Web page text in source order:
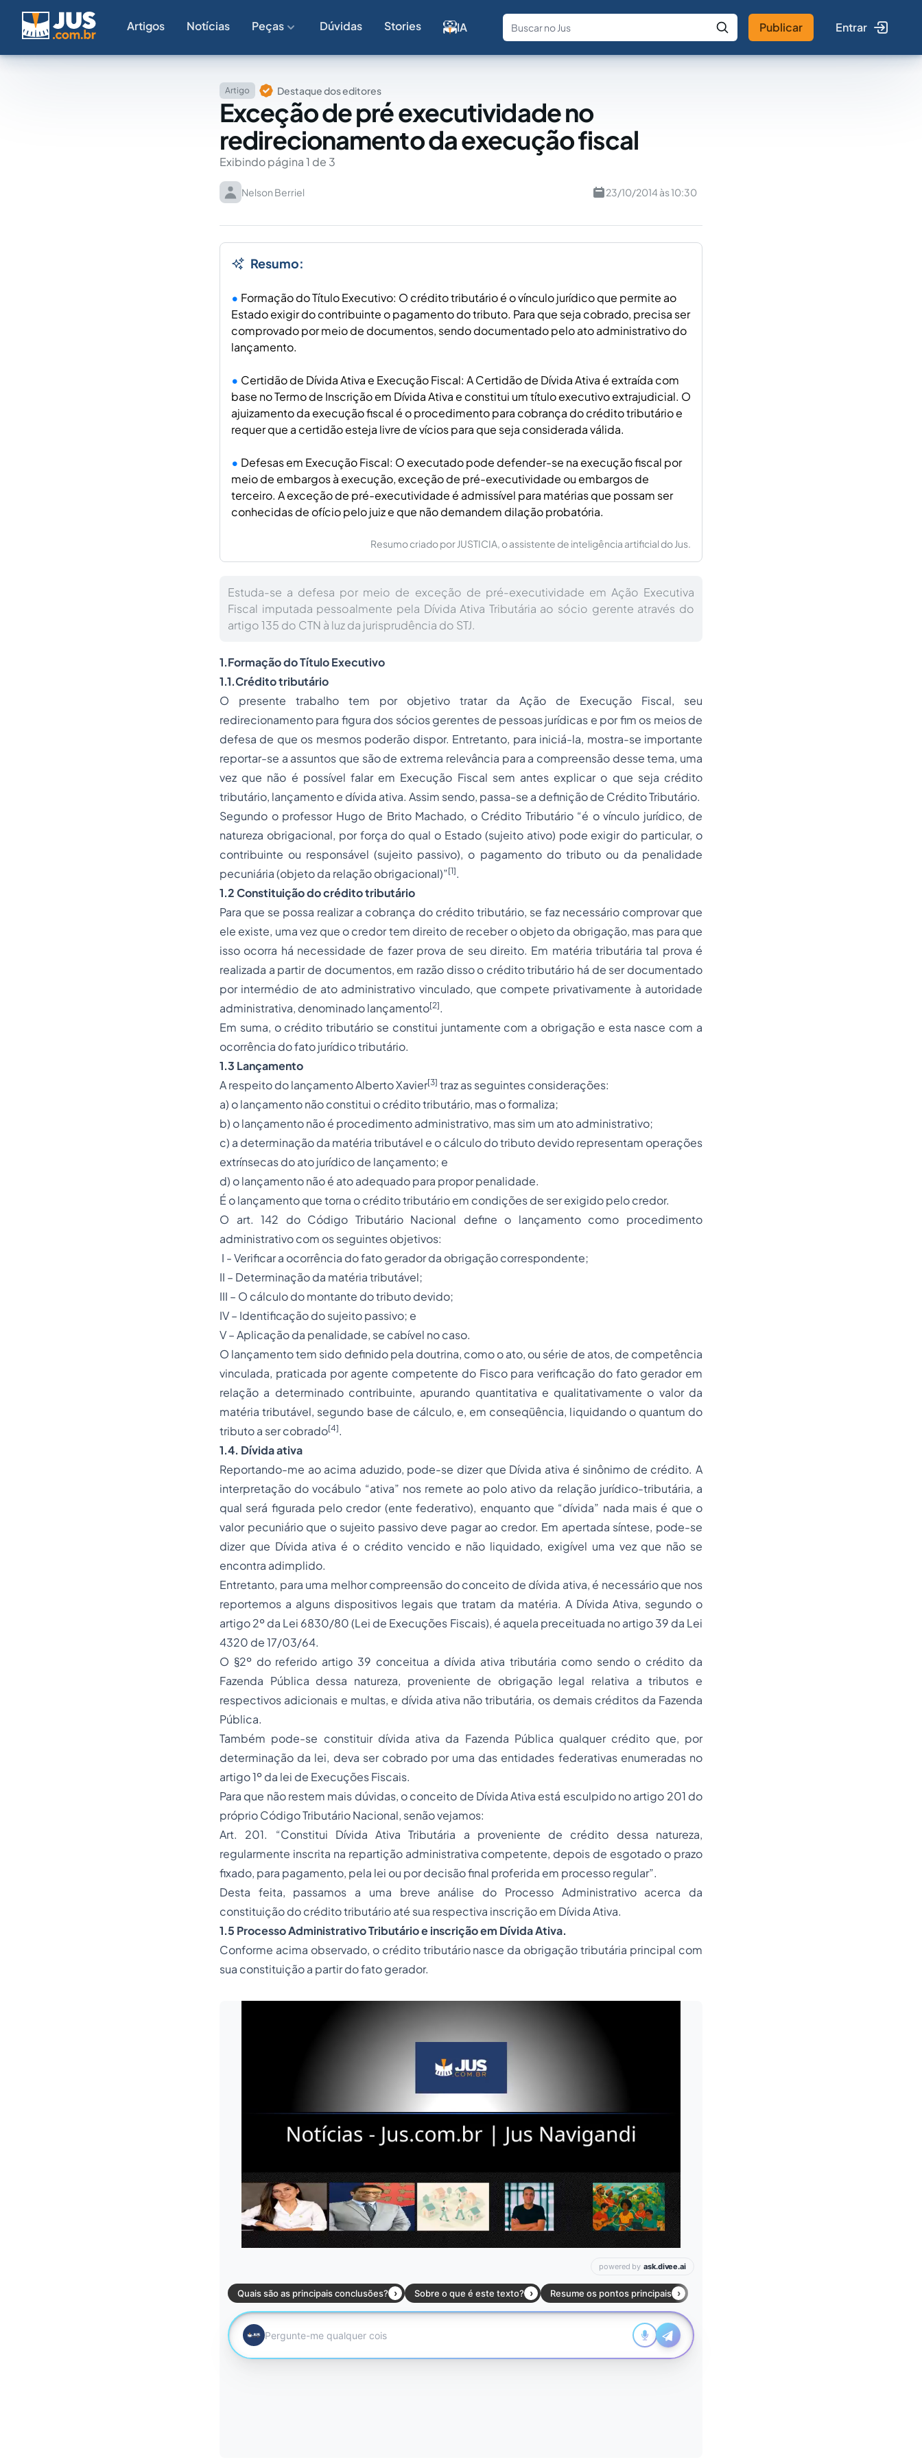
Artigos Notícias Peças Dúvidas Stories IA
Fale com a IA Buscar no Jus
Publicar Entrar
Artigo Destaque dos editores
Exceção de pré executividade no
redirecionamento da execução fiscal
Exibindo página 1 de 3
Nelson Berriel 23/10/2014 às 10:30
Resumo:
Formação do Título Executivo: O crédito tributário é o vínculo jurídico que permite ao
Estado exigir do contribuinte o pagamento do tributo. Para que seja cobrado, precisa ser
comprovado por meio de documentos, sendo documentado pelo ato administrativo do
lançamento.
Certidão de Dívida Ativa e Execução Fiscal: A Certidão de Dívida Ativa é extraída com
base no Termo de Inscrição em Dívida Ativa e constitui um título executivo extrajudicial. O
ajuizamento da execução fiscal é o procedimento para cobrança do crédito tributário e
requer que a certidão esteja livre de vícios para que seja considerada válida.
Defesas em Execução Fiscal: O executado pode defender-se na execução fiscal por
meio de embargos à execução, exceção de pré-executividade ou embargos de
terceiro. A exceção de pré-executividade é admissível para matérias que possam ser
conhecidas de ofício pelo juiz e que não demandem dilação probatória.
Resumo criado por JUSTICIA, o assistente de inteligência artificial do Jus.
Estuda-se a defesa por meio de exceção de pré-executividade em Ação Executiva
Fiscal imputada pessoalmente pela Dívida Ativa Tributária ao sócio gerente através do
artigo 135 do CTN à luz da jurisprudência do STJ.
1.Formação do Título Executivo
1.1.Crédito tributário
O presente trabalho tem por objetivo tratar da Ação de Execução Fiscal, seu
redirecionamento para figura dos sócios gerentes de pessoas jurídicas e por fim os meios de
defesa de que os mesmos poderão dispor. Entretanto, para iniciá-la, mostra-se importante
reportar-se a assuntos que são de extrema relevância para a compreensão desse tema, uma
vez que não é possível falar em Execução Fiscal sem antes explicar o que seja crédito
tributário, lançamento e dívida ativa. Assim sendo, passa-se a definição de Crédito Tributário.
Segundo o professor Hugo de Brito Machado, o Crédito Tributário “é o vínculo jurídico, de
natureza obrigacional, por força do qual o Estado (sujeito ativo) pode exigir do particular, o
contribuinte ou responsável (sujeito passivo), o pagamento do tributo ou da penalidade
pecuniária (objeto da relação obrigacional)”[1].
1.2 Constituição docrédito tributário
Para que se possa realizar a cobrança do crédito tributário, se faz necessário comprovar que
ele existe, uma vez que o credor tem direito de receber o objeto da obrigação, mas para que
isso ocorra há necessidade de fazer prova de seu direito. Em matéria tributária tal prova é
realizada a partir de documentos, em razão disso o crédito tributário há de ser documentado
por intermédio de ato administrativo vinculado, que compete privativamente à autoridade
administrativa, denominado lançamento[2].
Em suma, o crédito tributário se constitui juntamente com a obrigação e esta nasce com a
ocorrência do fato jurídico tributário.
1.3 Lançamento
A respeito do lançamento Alberto Xavier[3] traz as seguintes considerações:
a) o lançamento não constitui o crédito tributário, mas o formaliza;
b) o lançamento não é procedimento administrativo, mas sim um ato administrativo;
c) a determinação da matéria tributável e o cálculo do tributo devido representam operações
extrínsecas do ato jurídico de lançamento; e
d) o lançamento não é ato adequado para propor penalidade.
É o lançamento que torna o crédito tributário em condições de ser exigido pelo credor.
O art. 142 do Código Tributário Nacional define o lançamento como procedimento
administrativo com os seguintes objetivos:
I - Verificar a ocorrência do fato gerador da obrigação correspondente;
II – Determinação da matéria tributável;
III – O cálculo do montante do tributo devido;
IV – Identificação do sujeito passivo; e
V – Aplicação da penalidade, se cabível no caso.
O lançamento tem sido definido pela doutrina, como o ato, ou série de atos, de competência
vinculada, praticada por agente competente do Fisco para verificação do fato gerador em
relação a determinado contribuinte, apurando quantitativa e qualitativamente o valor da
matéria tributável, segundo base de cálculo, e, em conseqüência, liquidando o quantum do
tributo a ser cobrado[4].
1.4. Dívida ativa
Reportando-me ao acima aduzido, pode-se dizer que Dívida ativa é sinônimo de crédito. A
interpretação do vocábulo “ativa” nos remete ao polo ativo da relação jurídico-tributária, a
qual será figurada pelo credor (ente federativo), enquanto que “dívida” nada mais é que o
valor pecuniário que o sujeito passivo deve pagar ao credor. Em apertada síntese, pode-se
dizer que Dívida ativa é o crédito vencido e não liquidado, exigível uma vez que não se
encontra adimplido.
Entretanto, para uma melhor compreensão do conceito de dívida ativa, é necessário que nos
reportemos a alguns dispositivos legais que tratam da matéria. A Dívida Ativa, segundo o
artigo 2º da Lei 6830/80 (Lei de Execuções Fiscais), é aquela preceituada no artigo 39 da Lei
4320 de 17/03/64.
O §2º do referido artigo 39 conceitua a dívida ativa tributária como sendo o crédito da
Fazenda Pública dessa natureza, proveniente de obrigação legal relativa a tributos e
respectivos adicionais e multas, e dívida ativa não tributária, os demais créditos da Fazenda
Pública.
Também pode-se constituir dívida ativa da Fazenda Pública qualquer crédito que, por
determinação da lei, deva ser cobrado por uma das entidades federativas enumeradas no
artigo 1º da lei de Execuções Fiscais.
Para que não restem mais dúvidas, o conceito de Dívida Ativa está esculpido no artigo 201 do
próprio Código Tributário Nacional, senão vejamos:
Art. 201. “Constitui Dívida Ativa Tributária a proveniente de crédito dessa natureza,
regularmente inscrita na repartição administrativa competente, depois de esgotado o prazo
fixado, para pagamento, pela lei ou por decisão final proferida em processo regular”.
Desta feita, passamos a uma breve análise do ProcessoAdministrativo acerca da
constituição do crédito tributário até sua respectiva inscrição em Dívida Ativa.
1.5 Processo Administrativo Tributário e inscrição em Dívida Ativa.
Conforme acima observado, o crédito tributário nasce da obrigação tributária principal com
sua constituição a partir do fato gerador.